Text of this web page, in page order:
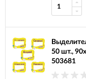
50 шт.,
503681